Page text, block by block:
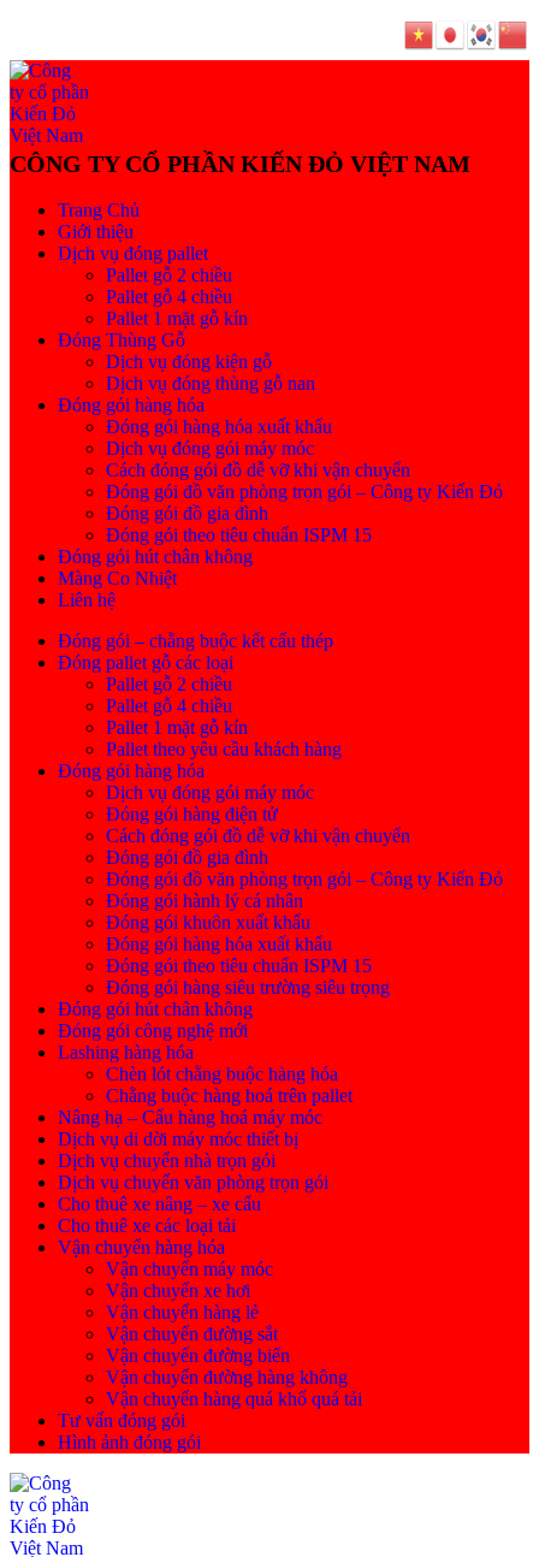
Trang Chủ
Giới thiệu
Dịch vụ đóng pallet
Pallet gỗ 2 chiều
Pallet gỗ 4 chiều
Pallet 1 mặt gỗ kín
Đóng Thùng Gỗ
Dịch vụ đóng kiện gỗ
Dịch vụ đóng thùng gỗ nan
Đóng gói hàng hóa
Đóng gói hàng hóa xuất khẩu
Dịch vụ đóng gói máy móc
Cách đóng gói đồ dễ vỡ khi vận chuyển
Đóng gói đồ văn phòng trọn gói – Công ty Kiến Đỏ
Đóng gói đồ gia đình
Đóng gói theo tiêu chuẩn ISPM 15
Đóng gói hút chân không
Màng Co Nhiệt
Liên hệ
Đóng gói – chằng buộc kết cấu thép
Đóng pallet gỗ các loại
Pallet gỗ 2 chiều
Pallet gỗ 4 chiều
Pallet 1 mặt gỗ kín
Pallet theo yêu cầu khách hàng
Đóng gói hàng hóa
Dịch vụ đóng gói máy móc
Đóng gói hàng điện tử
Cách đóng gói đồ dễ vỡ khi vận chuyển
Đóng gói đồ gia đình
Đóng gói đồ văn phòng trọn gói – Công ty Kiến Đỏ
Đóng gói hành lý cá nhân
Đóng gói khuôn xuất khẩu
Đóng gói hàng hóa xuất khẩu
Đóng gói theo tiêu chuẩn ISPM 15
Đóng gói hàng siêu trường siêu trọng
Đóng gói hút chân không
Đóng gói công nghệ mới
Lashing hàng hóa
Chèn lót chằng buộc hàng hóa
Chằng buộc hàng hoá trên pallet
Nâng hạ – Cẩu hàng hoá máy móc
Dịch vụ di dời máy móc thiết bị
Dịch vụ chuyển nhà trọn gói
Dịch vụ chuyển văn phòng trọn gói
Cho thuê xe nâng – xe cẩu
Cho thuê xe các loại tải
Vận chuyển hàng hóa
Vận chuyển máy móc
Vận chuyển xe hơi
Vận chuyển hàng lẻ
Vận chuyển đường sắt
Vận chuyển đường biển
Vận chuyển đường hàng không
Vận chuyển hàng quá khổ quá tải
Tư vấn đóng gói
Hình ảnh đóng gói